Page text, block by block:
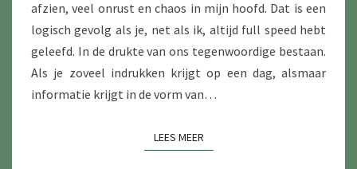
afzien, veel onrust en chaos in mijn hoofd. Dat is een
logisch gevolg als je, net als ik, altijd full speed hebt
geleefd. In de drukte van ons tegenwoordige bestaan.
Als je zoveel indrukken krijgt op een dag, alsmaar
informatie krijgt in de vorm van…
LEES MEERLEES MEER